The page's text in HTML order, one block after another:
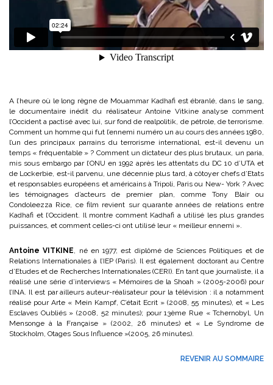
A l’heure où le long règne de Mouammar Kadhafi est ébranlé, dans le sang,
le documentaire inédit du réalisateur Antoine Vitkine analyse comment
l’Occident a pactisé avec lui, sur fond de realpolitik, de pétrole, de terrorisme.
Comment un homme qui fut l’ennemi numéro un au cours des années 1980,
l’un des principaux parrains du terrorisme international, est-il devenu un
temps « fréquentable » ? Comment un dictateur des plus brutaux, un paria,
mis sous embargo par l’ONU en 1992 après les attentats du DC 10 d’UTA et
de Lockerbie, est-il parvenu, une décennie plus tard, à côtoyer chefs d’Etats
et responsables européens et américains à Tripoli, Paris ou New- York ? Avec
les témoignages d’acteurs de premier plan, comme Tony Blair ou
Condoleezza Rice, ce film revient sur quarante années de relations entre
Kadhafi et l’Occident. Il montre comment Kadhafi a utilisé les plus grandes
puissances, et comment celles-ci ont utilisé leur « meilleur ennemi ».
Antoine VITKINE, né en 1977, est diplômé de Sciences Politiques et de
Relations Internationales à l’IEP (Paris). Il est également doctorant au Centre
d’Etudes et de Recherches Internationales (CERI). En tant que journaliste, il a
réalisé une série d’interviews « Mémoires de la Shoah » (2005-2006) pour
l’INA. Il est par ailleurs auteur-réalisateur pour la télévision : il a notamment
réalisé pour Arte « Mein Kampf, C’était Ecrit » (2008, 55 minutes), et « Les
Esclaves Oubliés » (2008, 52 minutes); pour 13ème Rue « Tchernobyl, Un
Mensonge à la Française » (2002, 26 minutes) et « Le Syndrome de
Stockholm, Otages Sous Influence »(2005, 26 minutes).
REVENIR AU SOMMAIRE